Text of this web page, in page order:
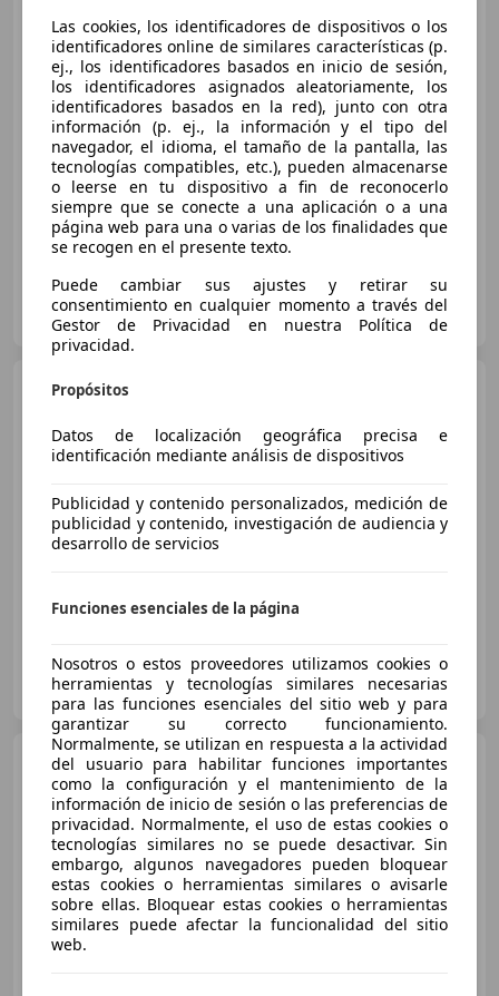
Dynamique
€ 3.800 1
Sincomparación
03/2008 132.780 km Diésel 110 kW (150 CV)
OCASIONPLUS LAS ROZAS II
ES-28232 LAS ROZAS
€ 6.500
Sin comparación
OCASIONPLUS SEVILLA CENTRO II
ES-41007 Sevilla
Renault Laguna1.5dCi
Emotion
€ 4.990 1
Sin comparación
12/2012
Las cookies, los identificadores de dispositivos o los
identificadores online de similares características (p.
ej., los identificadores basados en inicio de sesión,
los identificadores asignados aleatoriamente, los
identificadores basados en la red), junto con otra
información (p. ej., la información y el tipo del
navegador, el idioma, el tamaño de la pantalla, las
tecnologías compatibles, etc.), pueden almacenarse
o leerse en tu dispositivo a fin de reconocerlo
siempre que se conecte a una aplicación o a una
página web para una o varias de los finalidades que
se recogen en el presente texto.
Puede cambiar sus ajustes y retirar su
consentimiento en cualquier momento a través del
Gestor de Privacidad en nuestra Política de
privacidad.
Propósitos
Datos de localización geográfica precisa e
identificación mediante análisis de dispositivos
Publicidad y contenido personalizados, medición de
publicidad y contenido, investigación de audiencia y
desarrollo de servicios
Funciones esenciales de la página
Nosotros o estos proveedores utilizamos cookies o
herramientas y tecnologías similares necesarias
para las funciones esenciales del sitio web y para
garantizar su correcto funcionamiento.
Normalmente, se utilizan en respuesta a la actividad
del usuario para habilitar funciones importantes
como la configuración y el mantenimiento de la
información de inicio de sesión o las preferencias de
privacidad. Normalmente, el uso de estas cookies o
tecnologías similares no se puede desactivar. Sin
embargo, algunos navegadores pueden bloquear
estas cookies o herramientas similares o avisarle
sobre ellas. Bloquear estas cookies o herramientas
similares puede afectar la funcionalidad del sitio
web.